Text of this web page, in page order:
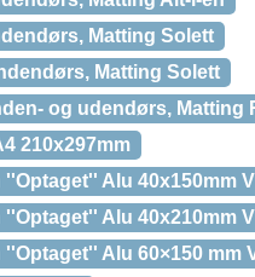
Matting Solett
Matting Solett
og udendørs, Matting
210x297mm
Alu 40x150mm
Alu 40x210mm
Alu 60×150 mm